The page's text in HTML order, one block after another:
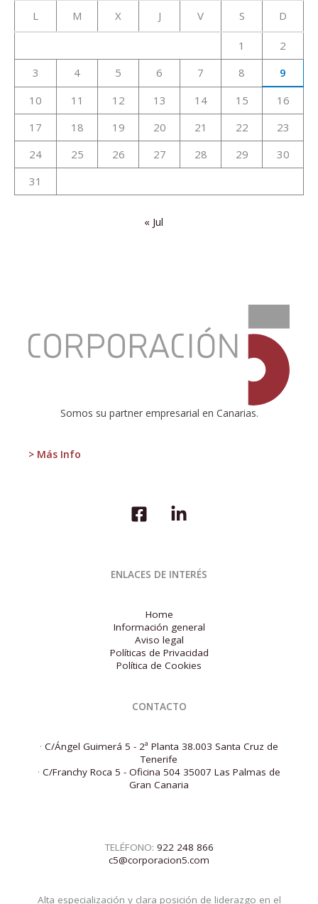
L M X J V S D
1
2
3
4 5 6 7 8
9
10
11 12 13 14 15
16
17
18 19 20 21 22
23
24
25 26 27 28 29
30
31
« Jul
Somos su partner empresarial en Canarias.
> Más Info
en
la
ENLACES DE INTERÉS
Home
Información general
Aviso legal
Políticas de Privacidad
Política de Cookies
CONTACTO
· C/Ángel Guimerá 5 - 2ª Planta 38.003 Santa Cruz de
Tenerife
· C/Franchy Roca 5 - Oficina 504 35007 Las Palmas de
Gran Canaria
TELÉFONO: 922 248 866
c5@corporacion5.com
Alta especialización y clara posición de liderazgo en el